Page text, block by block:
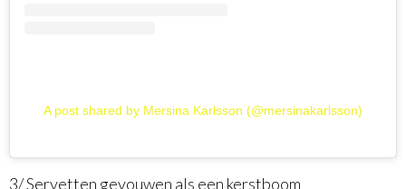
A post shared by Mersina Karlsson (@mersinakarlsson)
3/ Servetten gevouwen als een kerstboom